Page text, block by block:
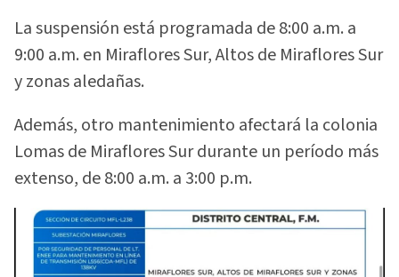
La suspensión está programada de 8:00 a.m. a
9:00 a.m. en Miraflores Sur, Altos de Miraflores Sur
y zonas aledañas.
Además, otro mantenimiento afectará la colonia
Lomas de Miraflores Sur durante un período más
extenso, de 8:00 a.m. a 3:00 p.m.